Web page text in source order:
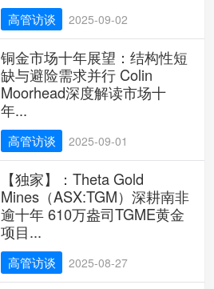
高管访谈 2025-09-02
铜金市场十年展望：结构性短
缺与避险需求并行 Colin
Moorhead深度解读市场十
年...
高管访谈 2025-09-01
【独家】：Theta Gold
Mines（ASX:TGM）深耕南非
逾十年 610万盎司TGME黄金
项目...
高管访谈 2025-08-27